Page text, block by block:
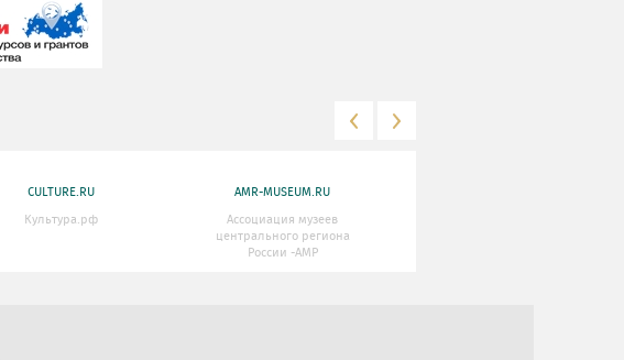
CULTURE.RU
Культура.рф
AMR-MUSEUM.RU
Ассоциация музеев
центрального региона
России -АМР